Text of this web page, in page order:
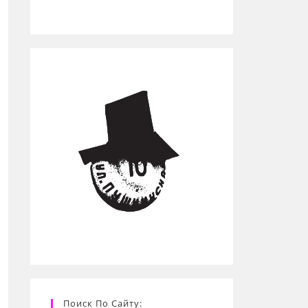
Поиск По Сайту: